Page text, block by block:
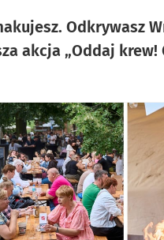
Odkrywasz